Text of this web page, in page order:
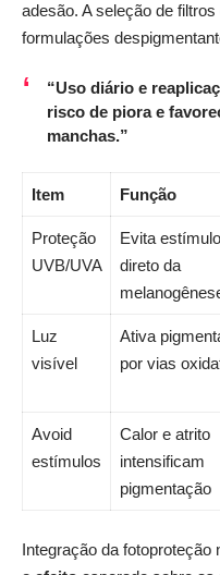
adesão. A seleção de
formulações
“Uso diário e
risco de piora e
manchas.”
Item Função
Proteção
UVB/UVA
Evita estímulo
direto da
Luz
visível
Ativa
por vias
Avoid
estímulos
Calor e atrito
intensificam
pigmentação
Integração da fotoproteção